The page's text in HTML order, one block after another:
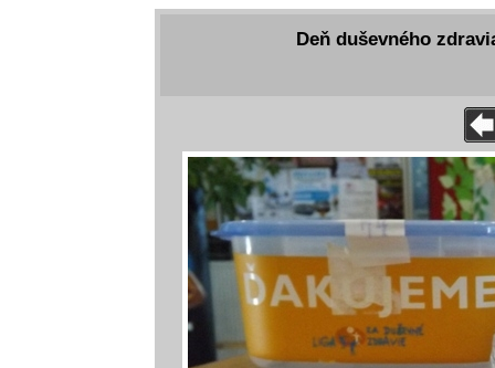
Deň duševného